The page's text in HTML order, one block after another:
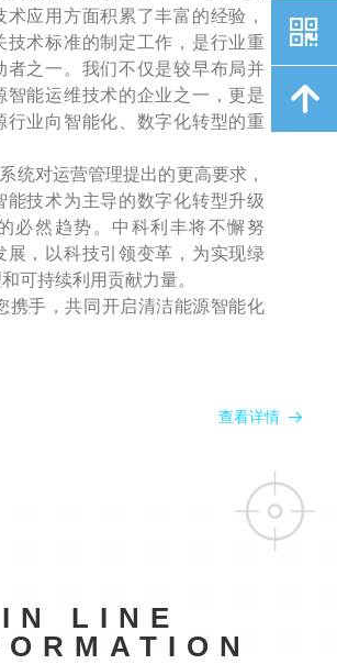
应用方面积累了丰富的经验，
技术标准的制定工作，是行业重
者之一。我们不仅是较早布局并
智能运维技术的企业之一，更是
行业向智能化、数字化转型的重
对运营管理提出的更高要求，
能技术为主导的数字化转型升级
必然趋势。中科利丰将不懈努
展，以科技引领变革，为实现绿
可持续利用贡献力量。
手，共同开启清洁能源智能化
查看详情 뀠
IN LINE
낃
녕